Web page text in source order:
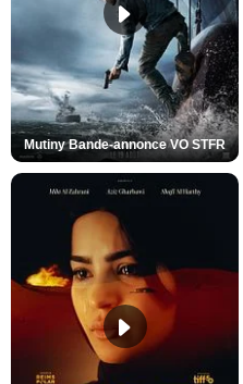
Mutiny Bande-annonce VO STFR